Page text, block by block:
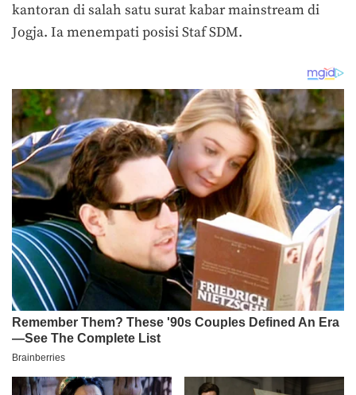
kantoran di salah satu surat kabar mainstream di
Jogja. Ia menempati posisi Staf SDM.